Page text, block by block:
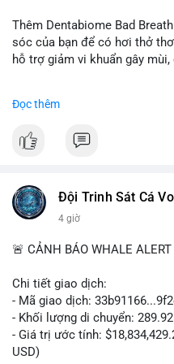
Thêm Dentabiome Bad
sóc của bạn để có hơi thở
hỗ trợ giảm vi khuẩn gây
lớn cho nụ cười khỏe mạnh.
#dentabiome
Đọc thêm
Đội Trinh Sát Cá
4 giờ
🚨 CẢNH BÁO WHALE
Chi tiết giao dịch:
- Mã giao dịch:
- Khối lượng di chuyển:
- Giá trị ước tính:
USD)